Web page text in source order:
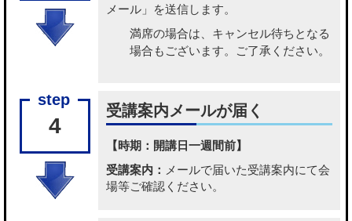
メール」を送信します。
満席の場合は、キャンセル待ちとなる
場合もございます。ご了承ください。
4
受講案内メールが届く
【時期：開講日一週間前】
受講案内： メールで届いた受講案内にて会
場等ご確認ください。